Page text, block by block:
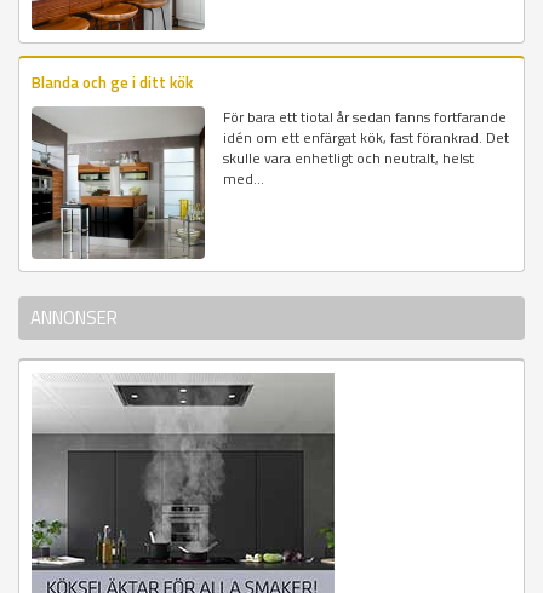
Blanda och ge i ditt kök
För bara ett tiotal år sedan fanns fortfarande
idén om ett enfärgat kök, fast förankrad. Det
skulle vara enhetligt och neutralt, helst
med...
ANNONSER